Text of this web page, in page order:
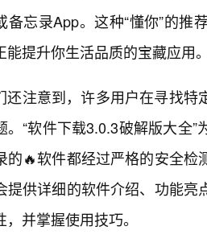
备忘录App。这种“懂你”的推
能提升你生活品质的宝藏应用
还注意到，许多用户在寻找
。“软件下载3.0.3破解版大全
的🔥软件都经过严格的安全
提供详细的软件介绍、功能
并掌握使用技巧。